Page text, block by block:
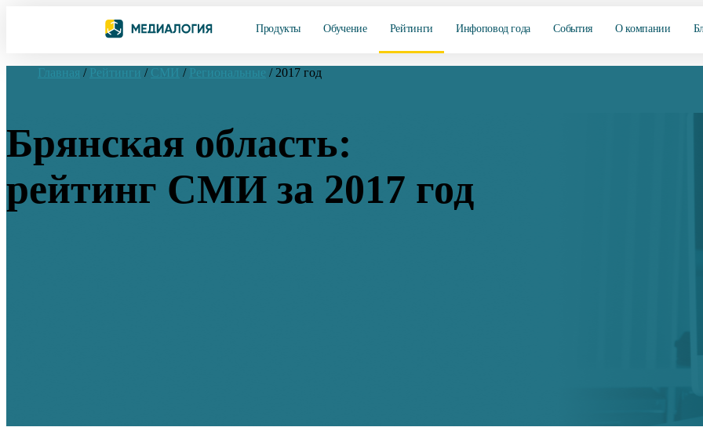
Продукты Обучение Рейтинги Инфоповод года События О компании
Главная / Рейтинги / СМИ / Региональные / 2017 год
Брянская область:
рейтинг СМИ за 2017 год